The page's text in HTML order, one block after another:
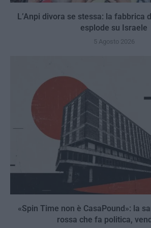
L’Anpi divora se stessa: la fabbrica
esplode su Israele
5 Agosto 2026
«Spin Time non è CasaPound»: la
rossa che fa politica,